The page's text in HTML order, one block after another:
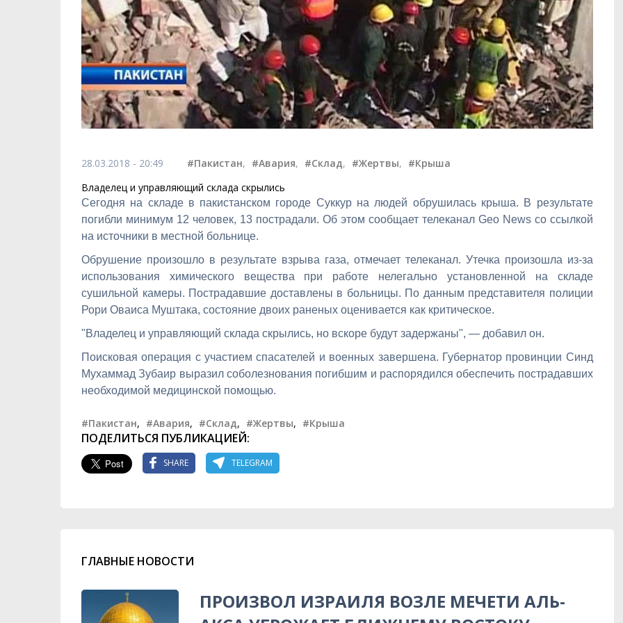
28.03.2018 - 20:49 #Пакистан, #Авария, #Склад, #Жертвы, #Крыша
Владелец и управляющий склада скрылись
Сегодня на складе в пакистанском городе Суккур на людей обрушилась крыша. В результате
погибли минимум 12 человек, 13 пострадали. Об этом сообщает телеканал Geo News со ссылкой
на источники в местной больнице.
Обрушение произошло в результате взрыва газа, отмечает телеканал. Утечка произошла из-за
использования химического вещества при работе нелегально установленной на складе
сушильной камеры. Пострадавшие доставлены в больницы. По данным представителя полиции
Рори Оваиса Муштака, состояние двоих раненых оценивается как критическое.
"Владелец и управляющий склада скрылись, но вскоре будут задержаны", — добавил он.
Поисковая операция с участием спасателей и военных завершена. Губернатор провинции Синд
Мухаммад Зубаир выразил соболезнования погибшим и распорядился обеспечить пострадавших
необходимой медицинской помощью.
#Пакистан, #Авария, #Склад, #Жертвы, #Крыша
ПОДЕЛИТЬСЯ ПУБЛИКАЦИЕЙ:
SHARE TELEGRAM
ГЛАВНЫЕ НОВОСТИ
ПРОИЗВОЛ ИЗРАИЛЯ ВОЗЛЕ МЕЧЕТИ АЛЬ-